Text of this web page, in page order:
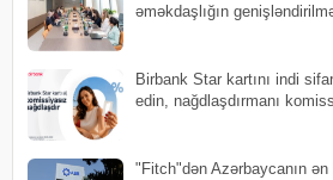
əməkdaşlığın
Birbank Star kartını indi
edin,
"Fitch"dən Azərbaycanın